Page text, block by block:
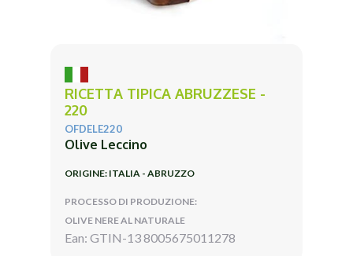
RICETTA TIPICA ABRUZZESE -
220
OFDELE220
Olive Leccino
ORIGINE: ITALIA - ABRUZZO
PROCESSO DI PRODUZIONE:
OLIVE NERE AL NATURALE
Ean: GTIN-13 8005675011278